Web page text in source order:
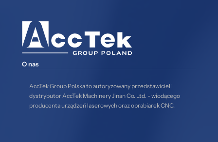
O nas
AccTek Group Polska to autoryzowany przedstawiciel i
dystrybutor AccTek Machinery Jinan Co. Ltd. - wiodącego
producenta urządzeń laserowych oraz obrabiarek CNC.